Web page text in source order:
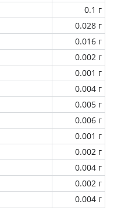
0.1 г
0.028 г
0.016 г
0.002 г
0.001 г
0.004 г
0.005 г
0.006 г
0.001 г
0.002 г
0.004 г
0.002 г
0.004 г